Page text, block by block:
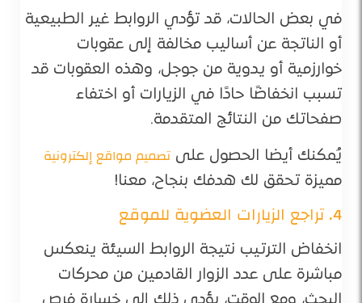
في بعض الحالات، قد تؤدي الروابط غير الطبيعية
أو الناتجة عن أساليب مخالفة إلى عقوبات
خوارزمية أو يدوية من جوجل، وهذه العقوبات قد
تسبب انخفاضًا حادًا في الزيارات أو اختفاء
صفحاتك من النتائج المتقدمة.
يُمكنك أيضا الحصول على تصميم مواقع إلكترونية
مميزة تحقق لك هدفك بنجاح، معنا!
4. تراجع الزيارات العضوية للموقع
انخفاض الترتيب نتيجة الروابط السيئة ينعكس
مباشرة على عدد الزوار القادمين من محركات